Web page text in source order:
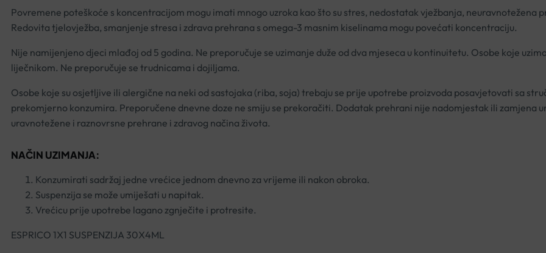
Povremene poteškoće s koncentracijom mogu imati mnogo uzroka kao što su stres, nedostatak vježbanja,
Redovita tjelovježba, smanjenje stresa i zdrava prehrana s omega-3 masnim kiselinama mogu povećati koncentraciju.
Nije namijenjeno djeci mlađoj od 5 godina. Ne preporučuje se uzimanje duže od dva mjeseca u kontinuitetu. Osobe koje
liječnikom. Ne preporučuje se trudnicama i dojiljama.
Osobe koje su osjetljive ili alergične na neki od sastojaka (riba, soja) trebaju se prije upotrebe proizvoda posavjetovati sa
prekomjerno konzumira. Preporučene dnevne doze ne smiju se prekoračiti. Dodatak prehrani nije nadomjestak ili zamjena
uravnotežene i raznovrsne prehrane i zdravog načina života.
NAČIN UZIMANJA:
Konzumirati sadržaj jedne vrećice jednom dnevno za vrijeme ili nakon obroka.
Suspenzija se može umiješati u napitak.
Vrećicu prije upotrebe lagano zgnječite i protresite.
ESPRICO 1X1 SUSPENZIJA 30X4ML